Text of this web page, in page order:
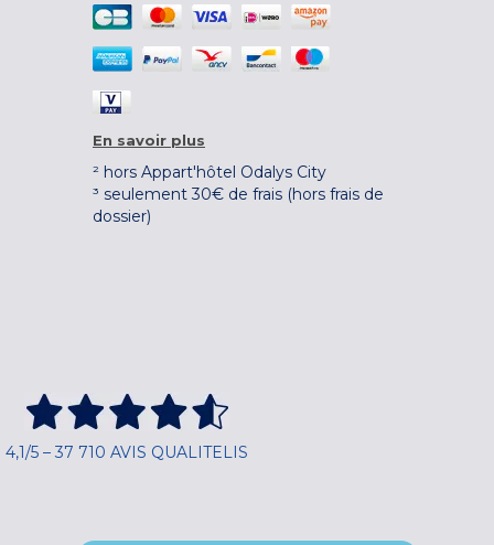
En savoir plus
² hors Appart'hôtel Odalys City
³ seulement 30€ de frais (hors frais de
dossier)
4,1/5 – 37 710 AVIS QUALITELIS